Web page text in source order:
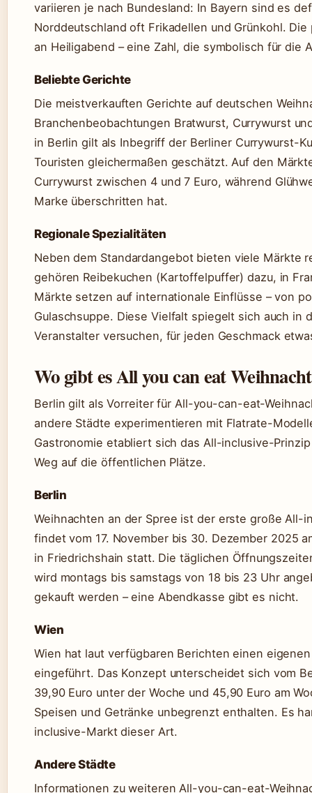
variieren je nach Bundesland: In Bayern sind es
Norddeutschland oft Frikadellen und Grünkohl.
an Heiligabend – eine Zahl, die symbolisch für die
Beliebte Gerichte
Die meistverkauften Gerichte auf deutschen
Branchenbeobachtungen Bratwurst, Currywurst
in Berlin gilt als Inbegriff der Berliner Currywurst-
Touristen gleichermaßen geschätzt. Auf den
Currywurst zwischen 4 und 7 Euro, während
Marke überschritten hat.
Regionale Spezialitäten
Neben dem Standardangebot bieten viele Märkte
gehören Reibekuchen (Kartoffelpuffer) dazu, in
Märkte setzen auf internationale Einflüsse – von
Gulaschsuppe. Diese Vielfalt spiegelt sich auch
Veranstalter versuchen, für jeden Geschmack
Wo gibt es All you can eat
Berlin gilt als Vorreiter für All-you-can-eat-
andere Städte experimentieren mit Flatrate-
Gastronomie etabliert sich das All-inclusive-
Weg auf die öffentlichen Plätze.
Berlin
Weihnachten an der Spree ist der erste große All-
findet vom 17. November bis 30. Dezember 2025
in Friedrichshain statt. Die täglichen
wird montags bis samstags von 18 bis 23 Uhr
gekauft werden – eine Abendkasse gibt es nicht.
Wien
Wien hat laut verfügbaren Berichten einen
eingeführt. Das Konzept unterscheidet sich vom
39,90 Euro unter der Woche und 45,90 Euro am
Speisen und Getränke unbegrenzt enthalten. Es
inclusive-Markt dieser Art.
Andere Städte
Informationen zu weiteren All-you-can-eat-